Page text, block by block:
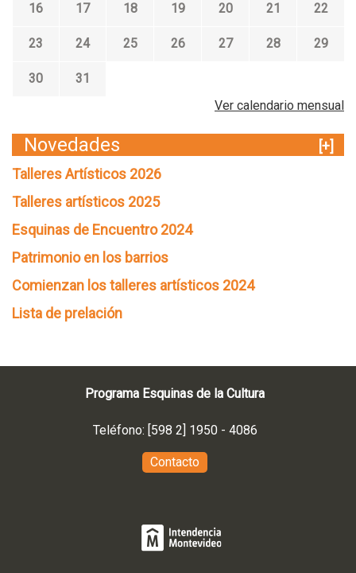
16 17 18 19 20 21 22
23 24 25 26 27 28 29
30
31
Ver calendario mensual
Novedades
[+]
Talleres Artísticos 2026
Talleres artísticos 2025
Esquinas de Encuentro 2024
Patrimonio en los barrios
Comienzan los talleres artísticos 2024
Lista de prelación
Programa Esquinas de la Cultura
Teléfono: [598 2] 1950 - 4086
Contacto